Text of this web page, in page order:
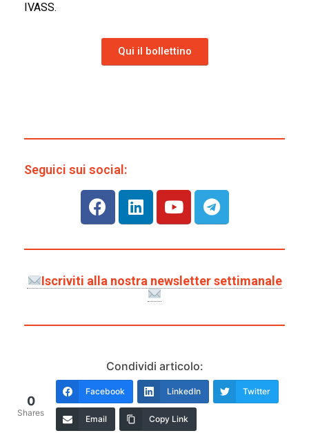
IVASS.
Qui il bollettino
Seguici sui social:
Iscriviti alla nostra newsletter settimanale
Condividi articolo:
0
Shares
Facebook LinkedIn Twitter
Email Copy Link